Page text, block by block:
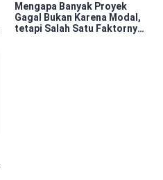
Mengapa Banyak Proyek
Gagal Bukan Karena Modal,
tetapi Salah Satu Faktornya